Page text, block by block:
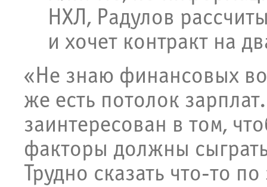
НХЛ, Радулов
и хочет контракт на
«Не знаю финансовых
же есть потолок
заинтересован в том,
факторы должны
Трудно сказать что-то